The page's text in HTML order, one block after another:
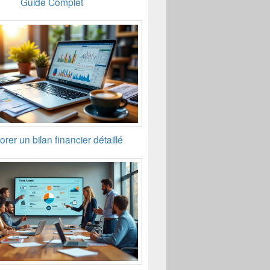
un bilan financier détaillé